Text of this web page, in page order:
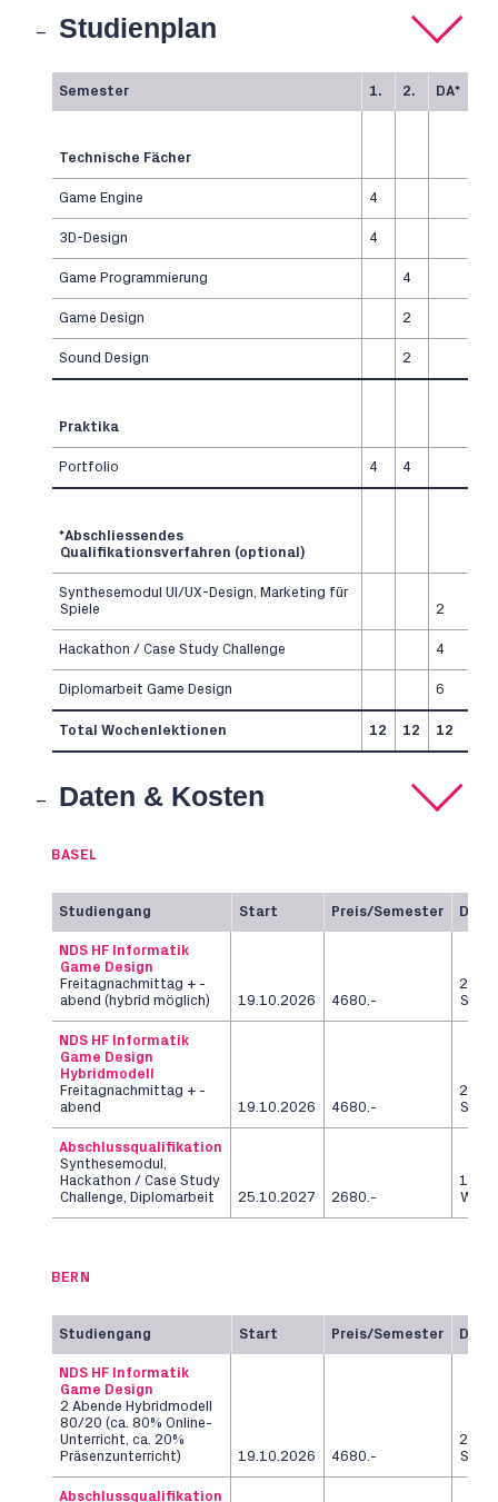
Studienplan
Semester 1. 2. DA*
Technische Fächer
Game Engine 4
3D-Design 4
Game Programmierung 4
Game Design 2
Sound Design 2
Praktika
Portfolio 4 4
*Abschliessendes
Qualifikationsverfahren (optional)
Synthesemodul UI/UX-Design, Marketing für
Spiele
2
Hackathon / Case Study Challenge 4
Diplomarbeit Game Design 6
Total Wochenlektionen 12 12 12
Daten & Kosten
BASEL
Studiengang Start Preis/Semester
NDS HF Informatik
Game Design
Freitagnachmittag + -
abend (hybrid möglich)
19.10.2026 4680.-
2
NDS HF Informatik
Game Design
Hybridmodell
Freitagnachmittag + -
abend
19.10.2026 4680.-
2
Abschlussqualifikation
Synthesemodul,
Hackathon / Case Study
Challenge, Diplomarbeit
25.10.2027 2680.-
12
BERN
Studiengang Start Preis/Semester
NDS HF Informatik
Game Design
2 Abende Hybridmodell
80/20 (ca. 80% Online-
Unterricht, ca. 20%
Präsenzunterricht)
19.10.2026 4680.-
2
Abschlussqualifikation